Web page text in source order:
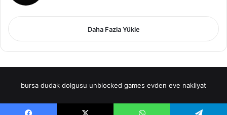
Daha Fazla Yükle
bursa dudak dolgusu unblocked games evden eve nakliyat